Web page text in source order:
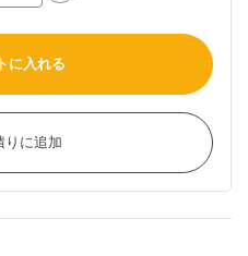
に入れる
りに追加